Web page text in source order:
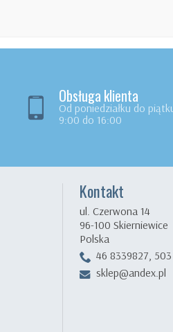
Obsługa klienta
Od poniedziałku do
9:00 do 16:00
Kontakt
ul. Czerwona 14
96-100 Skierniewice
Polska
46 8339827,
sklep@andex.pl